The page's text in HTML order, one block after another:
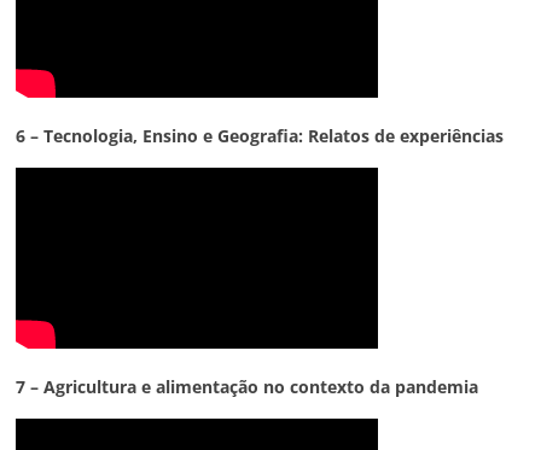
6 – Tecnologia, Ensino e Geografia: Relatos de experiências
7 – Agricultura e alimentação no contexto da pandemia